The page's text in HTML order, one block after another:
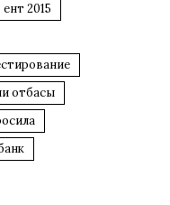
ент 2015
отбасы